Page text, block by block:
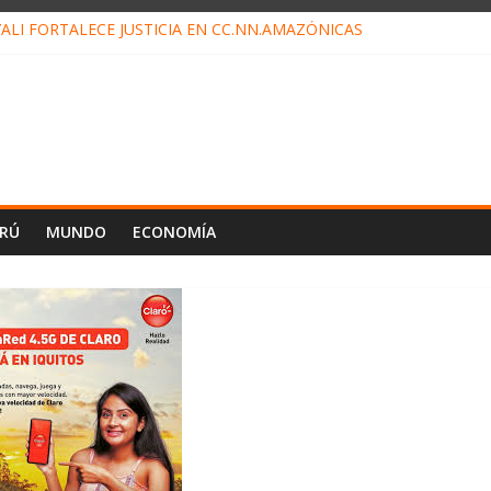
FORTALECE JUSTICIA EN CC.NN.AMAZÓNICAS
MUNDO ECONOMÍA